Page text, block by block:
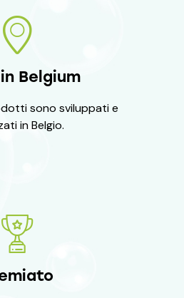
Belgium
sono sviluppati e
in Belgio.